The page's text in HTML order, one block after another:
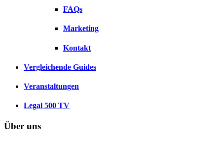
FAQs
Marketing
Kontakt
Vergleichende Guides
Veranstaltungen
Legal 500 TV
Über uns